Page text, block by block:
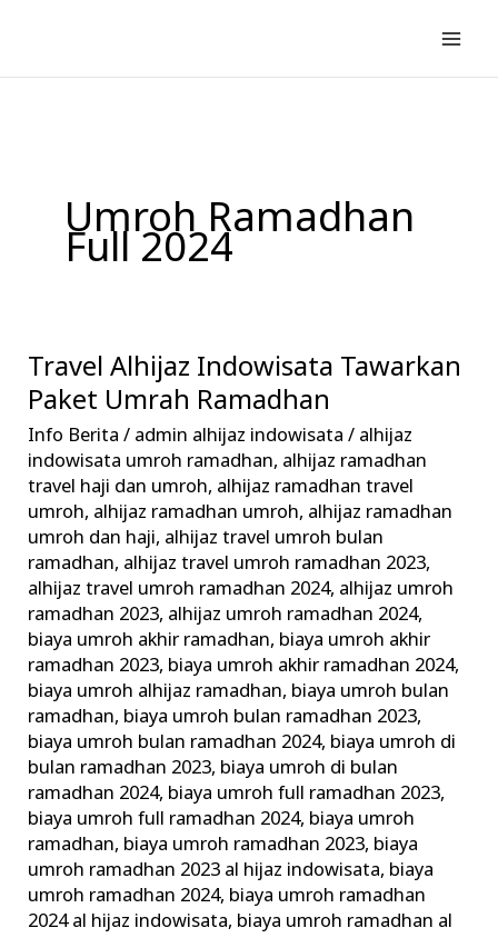
konten
Umroh Ramadhan
Full 2024
Travel Alhijaz Indowisata Tawarkan
Paket Umrah Ramadhan
Info Berita / admin alhijaz indowisata/ alhijaz
indowisata umroh ramadhan, alhijaz ramadhan
travel haji dan umroh, alhijaz ramadhan travel
umroh, alhijaz ramadhan umroh, alhijaz ramadhan
umroh dan haji, alhijaz travel umroh bulan
ramadhan, alhijaz travel umroh ramadhan 2023,
alhijaz travel umroh ramadhan 2024, alhijaz umroh
ramadhan 2023, alhijaz umroh ramadhan 2024,
biaya umroh akhir ramadhan, biaya umroh akhir
ramadhan 2023, biaya umroh akhir ramadhan 2024,
biaya umroh alhijaz ramadhan, biaya umroh bulan
ramadhan, biaya umroh bulan ramadhan 2023,
biaya umroh bulan ramadhan 2024, biaya umroh di
bulan ramadhan 2023, biaya umroh di bulan
ramadhan 2024, biaya umroh full ramadhan 2023,
biaya umroh full ramadhan 2024, biaya umroh
ramadhan, biaya umroh ramadhan 2023, biaya
umroh ramadhan 2023 al hijaz indowisata, biaya
umroh ramadhan 2024, biaya umroh ramadhan
2024 al hijaz indowisata, biaya umroh ramadhan al
Travel
Alhijaz
Indowisata
Tawarkan
Paket
Umrah
Ramadhan